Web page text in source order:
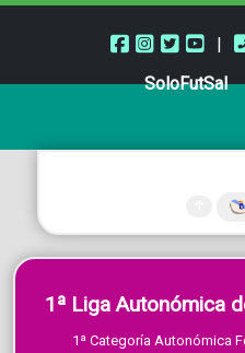
|
SoloFutSal
1ª Liga Autonómica
1ª Categoría Autonómica